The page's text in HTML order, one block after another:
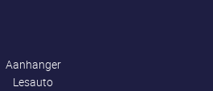
Aanhanger
Lesauto